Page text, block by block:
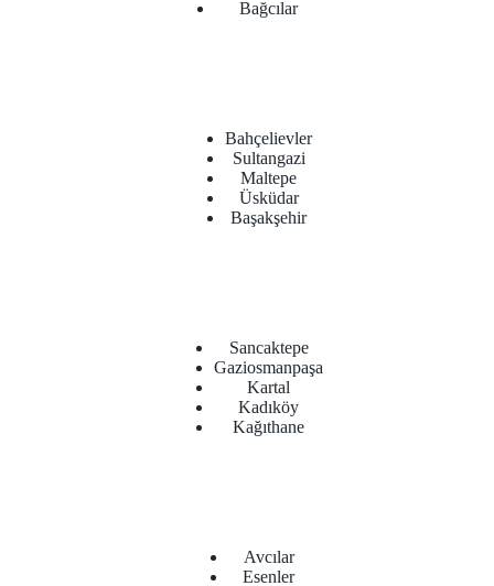
Bağcılar
Bahçelievler
Sultangazi
Maltepe
Üsküdar
Başakşehir
Sancaktepe
Gaziosmanpaşa
Kartal
Kadıköy
Kağıthane
Avcılar
Esenler